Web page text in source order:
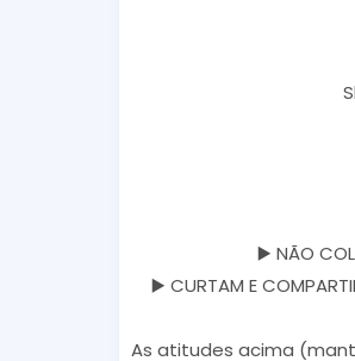
▶️ NÃO
▶️ CURTAM E
As atitudes acima